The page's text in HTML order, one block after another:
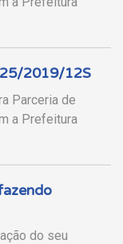
25/2019/12S
Parceria de
a Prefeitura
do seu